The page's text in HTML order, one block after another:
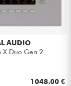
AUDIO
X Duo Gen 2
1048.00 €